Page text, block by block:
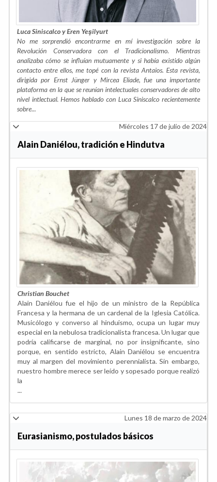
Luca Siniscalco y Eren Yeşilyurt
No me sorprendió encontrarme en mí investigación sobre la
Revolución Conservadora con el Tradicionalismo. Mientras
analizaba cómo se influían mutuamente y si había existido algún
contacto entre ellos, me topé con la revista Antaios. Esta revista,
dirigida por Ernst Jünger y Mircea Eliade, fue una importante
plataforma en la que se reunían intelectuales conservadores de alto
nivel intlectual. Hemos hablado con Luca Siniscalco recientemente
sobre...
Miércoles 17 de julio de 2024
Alain Daniélou, tradición e Hindutva
Christian Bouchet
Alain Daniélou fue el hijo de un ministro de la República
Francesa y la hermana de un cardenal de la Iglesia Católica.
Musicólogo y converso al hinduismo, ocupa un lugar muy
especial en la nebulosa tradicionalista francesa. Un lugar que
podría calificarse de marginal, no por insignificante, sino
porque, en sentido estricto, Alain Daniélou se encuentra
muy al margen del movimiento perennialista. Sin embargo,
nuestro hombre merece ser leído y sopesado porque realizó
la
...
Lunes 18 de marzo de 2024
Eurasianismo, postulados básicos